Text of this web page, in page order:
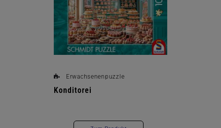
Erwachsenenpuzzle
Konditorei